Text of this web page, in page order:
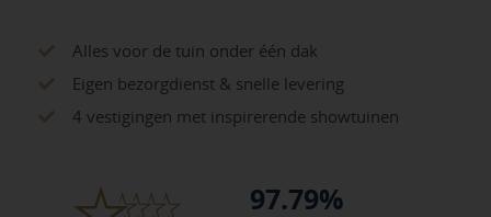
cm,
thermisch
gemodificeerd,
4
Alles voor de tuin onder één dak
Eigen bezorgdienst & snelle levering
4 vestigingen met inspirerende showtuinen
97.79%